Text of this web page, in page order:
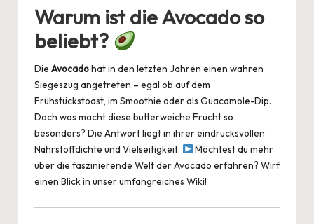
es
t
e
b
o
o
k
s
A
p
p
dI
a
s
l
p
y
Li
n
k
n
Warum ist die Avocado so
beliebt?
Die Avocadohat in den letzten Jahren einen wahren
Siegeszug angetreten – egal ob auf dem
Frühstückstoast, im Smoothie oder als Guacamole-Dip.
Doch was macht diese butterweiche Frucht so
besonders? Die Antwort liegt in ihrer eindrucksvollen
Nährstoffdichte und Vielseitigkeit.
Möchtest du mehr
über die faszinierende Welt der Avocado erfahren? Wirf
einen Blick in unser umfangreiches Wiki!